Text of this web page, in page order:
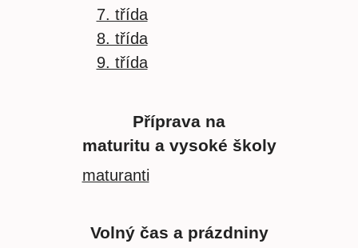
7. třída
8. třída
9. třída
Příprava na
maturitu a vysoké školy
maturanti
Volný čas a prázdniny